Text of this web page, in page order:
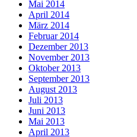
Mai 2014
April 2014
März 2014
Februar 2014
Dezember 2013
November 2013
Oktober 2013
September 2013
August 2013
Juli 2013
Juni 2013
Mai 2013
April 2013